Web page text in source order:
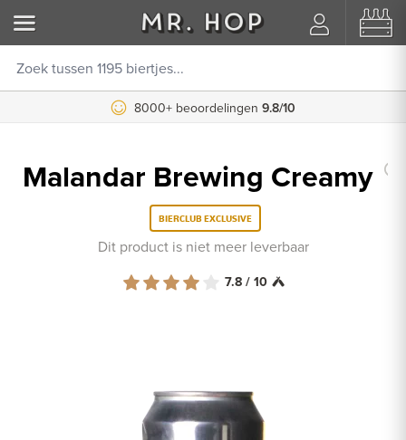
8000+ beoordelingen 9.8/10
Malandar Brewing Creamy
BIERCLUB EXCLUSIVE
Dit product is niet meer leverbaar
7.8 / 10